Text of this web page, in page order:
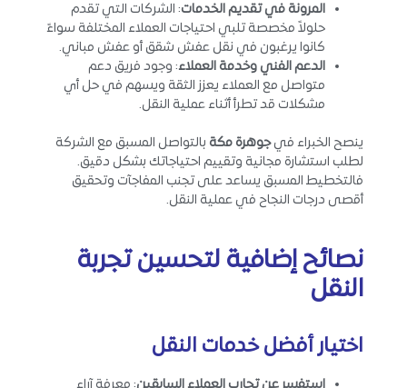
المرونة في تقديم الخدمات: الشركات التي تقدم
حلولاً مخصصة تلبي احتياجات العملاء المختلفة سواءً
كانوا يرغبون في نقل عفش شقق أو عفش مباني.
الدعم الفني وخدمة العملاء: وجود فريق دعم
متواصل مع العملاء يعزز الثقة ويسهم في حل أي
مشكلات قد تطرأ أثناء عملية النقل.
ينصح الخبراء فيجوهرة مكة بالتواصل المسبق مع الشركة
لطلب استشارة مجانية وتقييم احتياجاتك بشكل دقيق.
فالتخطيط المسبق يساعد على تجنب المفاجآت وتحقيق
أقصى درجات النجاح في عملية النقل.
نصائح إضافية لتحسين تجربة
النقل
اختيار أفضل خدمات النقل
استفسر عن تجارب العملاء السابقين: معرفة آراء